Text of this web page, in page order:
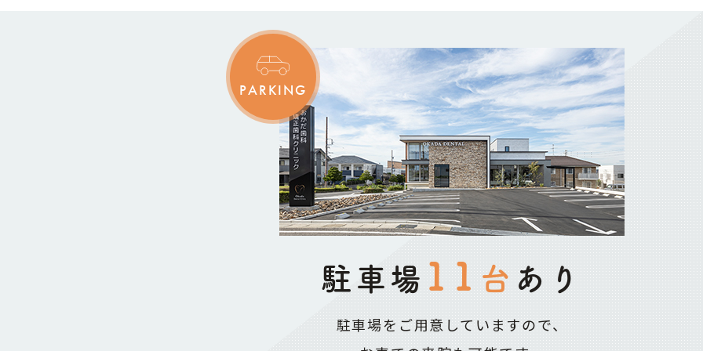
PARKING
駐車場 11 台 あり
駐車場をご用意していますので、